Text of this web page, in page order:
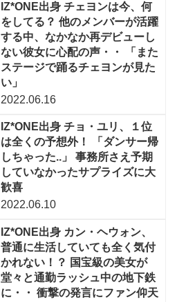
IZ*ONE出身 チェヨンは今、何
をしてる？ 他のメンバーが活躍
する中、なかなか再デビューし
ない彼女に心配の声・・ 「また
ステージで踊るチェヨンが見た
い」
2022.06.16
IZ*ONE出身 チョ・ユリ、１位
は全くの予想外！ 「ダンサー帰
しちゃった..」 事務所さえ予期
していなかったサプライズに大
歓喜
2022.06.10
IZ*ONE出身 カン・ヘウォン、
普通に生活していても全く気付
かれない！？ 国宝級の美女が
堂々と通勤ラッシュ中の地下鉄
に・・ 衝撃の発言にファン仰天